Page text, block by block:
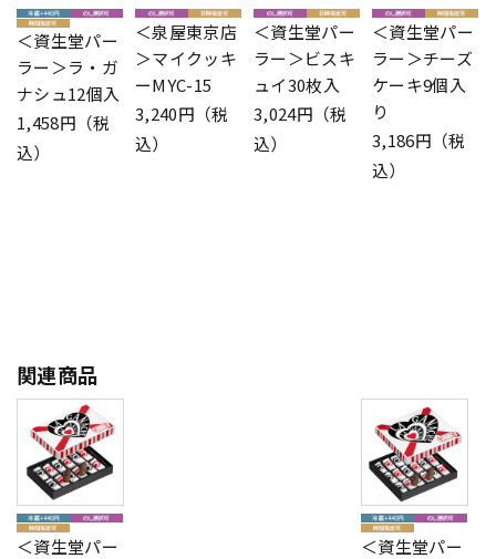
＜資生堂パー
ラー＞ラ・ガ
ナシュ12個入
1,458円（税
込）
＜泉屋東京店
＞マイクッキ
ーMYC-15
3,240円（税
込）
＜資生堂パー
ラー＞ビスキ
ュイ30枚入
3,024円（税
込）
＜資生堂パー
ラー＞チーズ
ケーキ9個入
り
3,186円（税
込）
関連商品
＜資生堂パー
＜資生堂パー